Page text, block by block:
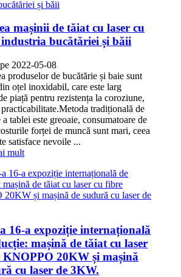
mașinii de tăiat cu laser cu
bucătăriei și băii
2022-05-08
produselor de bucătărie și baie sunt
oțel inoxidabil, care este larg
piață pentru rezistența la coroziune,
practicabilitate.Metoda tradițională de
tablei este greoaie, consumatoare de
forței de muncă sunt mari, ceea
satisface nevoile ...
mult
16-a expoziție internațională
mașină de tăiat cu laser
KNOPPO 20KW și mașină
cu laser de 3KW.